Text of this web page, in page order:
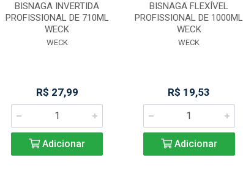
BISNAGA INVERTIDA
PROFISSIONAL DE 710ML
WECK
WECK
R$ 27,99
Adicionar
BISNAGA FLEXÍVEL
PROFISSIONAL DE 1000ML
WECK
WECK
R$ 19,53
Adicionar